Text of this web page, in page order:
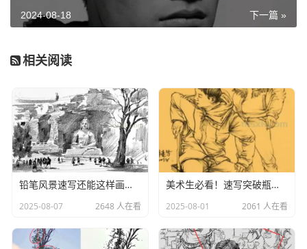
手是速写中难点，但是同学们如果能够好好研究一下
手的结构，多做一些手部练习，一定可以将手这个难题
试中你的分数也会比别人高一个档次，手部的解剖知识
下一篇 »
2024-08-18
相关阅读
铅笔风景速写还能这样画！学习一下！
2025-08-07 2648 人在看
美术生必看！速写突破瓶颈期！教你三招！
2025-08-01 2061 人在看